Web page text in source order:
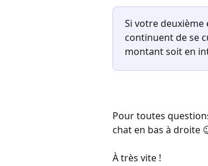
Si votre deuxième
continuent de se
montant soit en
Pour toutes
chat en bas à droite
À très vite !